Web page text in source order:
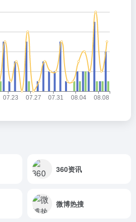
360资讯
微博热搜